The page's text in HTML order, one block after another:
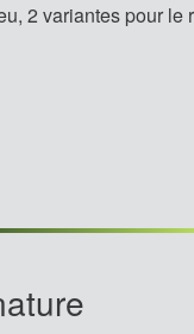
2 variantes pour le